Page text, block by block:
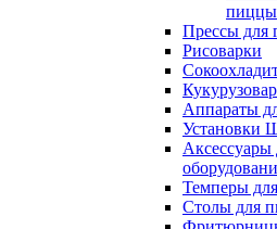
пиццы
Прессы для
Рисоварки
Аппараты
Установки
Аксессуары
Темперы
Столы для